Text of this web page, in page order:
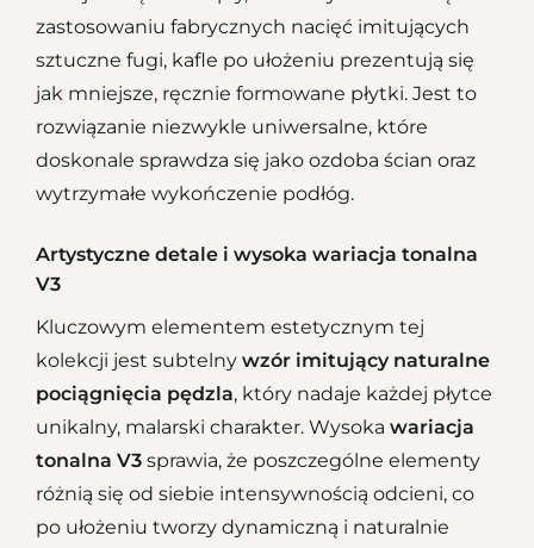
zastosowaniu fabrycznych nacięć imitujących
sztuczne fugi, kafle po ułożeniu prezentują się
jak mniejsze, ręcznie formowane płytki. Jest to
rozwiązanie niezwykle uniwersalne, które
doskonale sprawdza się jako ozdoba ścian oraz
wytrzymałe wykończenie podłóg.
Artystyczne detale i wysoka wariacja tonalna
V3
Kluczowym elementem estetycznym tej
kolekcji jest subtelny wzór imitujący naturalne
pociągnięcia pędzla, który nadaje każdej płytce
unikalny, malarski charakter. Wysoka wariacja
tonalna V3 sprawia, że poszczególne elementy
różnią się od siebie intensywnością odcieni, co
po ułożeniu tworzy dynamiczną i naturalnie